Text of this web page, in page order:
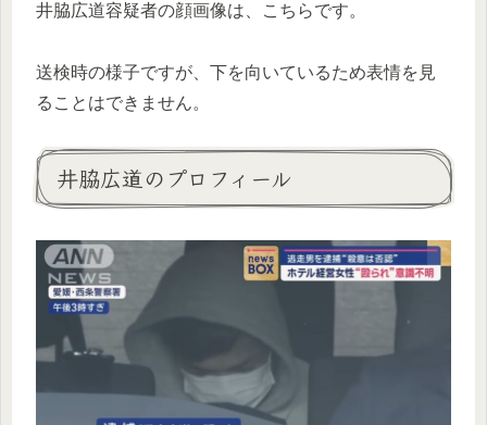
井脇広道容疑者の顔画像は、こちらです。
送検時の様子ですが、下を向いているため表情を見
ることはできません。
井脇広道のプロフィール